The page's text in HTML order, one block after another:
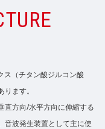
ス（チタン酸ジルコン酸
ます。
直方向/水平方向に伸縮する
音波発生装置として主に使